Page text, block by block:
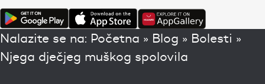
Nalazite se na: Početna » Blog » Bolesti »
Njega dječjeg muškog spolovila